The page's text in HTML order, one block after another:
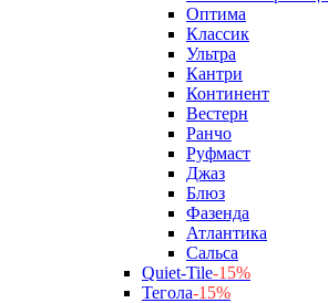
Оптима
Классик
Ультра
Кантри
Континент
Вестерн
Ранчо
Руфмаст
Джаз
Блюз
Фазенда
Атлантика
Сальса
Quiet-Tile-15%
Тегола-15%